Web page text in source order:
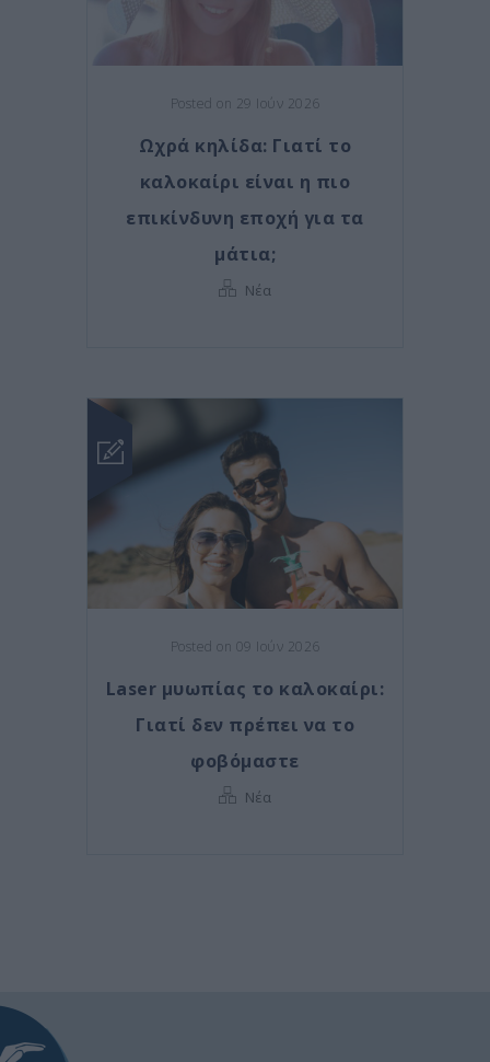
Posted on 29 Ιούν 2026
Ωχρά κηλίδα: Γιατί το
καλοκαίρι είναι η πιο
επικίνδυνη εποχή για τα
μάτια;
Νέα
Posted on 09 Ιούν 2026
Laser μυωπίας το καλοκαίρι:
Γιατί δεν πρέπει να το
φοβόμαστε
Νέα